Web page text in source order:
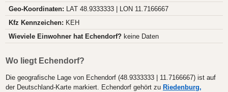
Geo-Koordinaten: LAT 48.9333333 | LON 11.7166667
Kfz Kennzeichen: KEH
Wieviele Einwohner hat Echendorf? keine Daten
Wo liegt Echendorf?
Die geografische Lage von Echendorf (48.9333333 | 11.7166667) ist auf
der Deutschland-Karte markiert. Echendorf gehört zu Riedenburg,